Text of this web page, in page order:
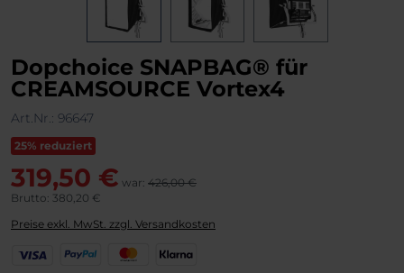
Dopchoice SNAPBAG® für
CREAMSOURCE Vortex4
Art.Nr.: 96647
25% reduziert
319,50 € war: 426,00 €
Brutto: 380,20 €
Preise exkl. MwSt. zzgl. Versandkosten
P
K